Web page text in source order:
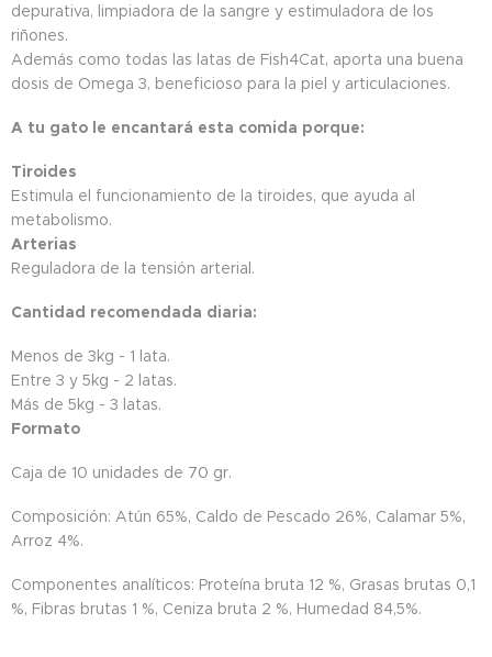
depurativa, limpiadora de la sangre y estimuladora de los
riñones.
Además como todas las latas de Fish4Cat, aporta una buena
dosis de Omega 3, beneficioso para la piel y articulaciones.
A tu gato le encantará esta comida porque:
Tiroides
Estimula el funcionamiento de la tiroides, que ayuda al
metabolismo.
Arterias
Reguladora de la tensión arterial.
Cantidad recomendada diaria:
Menos de 3kg - 1 lata.
Entre 3 y 5kg - 2 latas.
Más de 5kg - 3 latas.
Formato
Caja de 10 unidades de 70 gr.
Composición: Atún 65%, Caldo de Pescado 26%, Calamar 5%,
Arroz 4%.
Componentes analíticos: Proteína bruta 12 %, Grasas brutas 0,1
%, Fibras brutas 1 %, Ceniza bruta 2 %, Humedad 84,5%.